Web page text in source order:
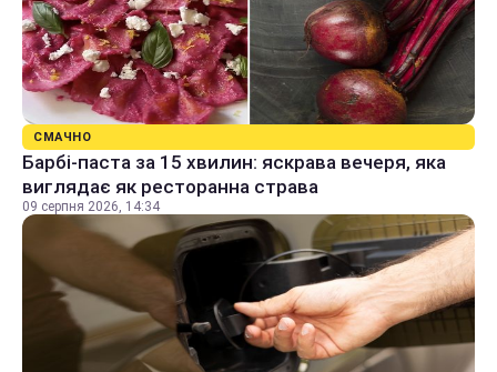
СМАЧНО
Барбі-паста за 15 хвилин: яскрава вечеря, яка
виглядає як ресторанна страва
09 серпня 2026, 14:34